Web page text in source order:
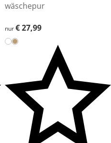
wäschepur
€ 27,99
nur€ 27,99